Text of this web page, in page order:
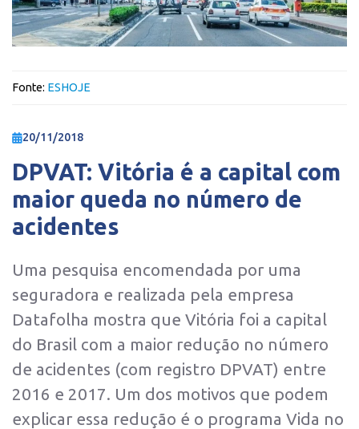
Fonte: ESHOJE
20/11/2018
DPVAT: Vitória é a capital com
maior queda no número de
acidentes
Uma pesquisa encomendada por uma
seguradora e realizada pela empresa
Datafolha mostra que Vitória foi a capital
do Brasil com a maior redução no número
de acidentes (com registro DPVAT) entre
2016 e 2017. Um dos motivos que podem
explicar essa redução é o programa Vida no